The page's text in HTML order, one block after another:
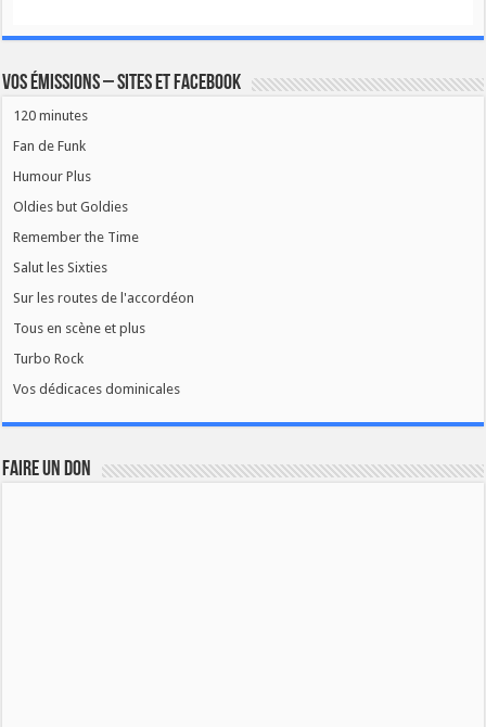
Vos émissions – Sites et Facebook
120 minutes
Fan de Funk
Humour Plus
Oldies but Goldies
Remember the Time
Salut les Sixties
Sur les routes de l'accordéon
Tous en scène et plus
Turbo Rock
Vos dédicaces dominicales
FAIRE UN DON